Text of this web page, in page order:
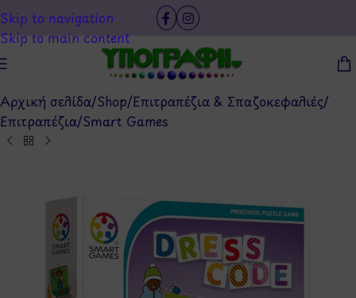
Skip to navigation
Skip to main content
Αρχική σελίδα/Shop/Επιτραπέζια & Σπαζοκεφαλιές/
Επιτραπέζια/Smart Games